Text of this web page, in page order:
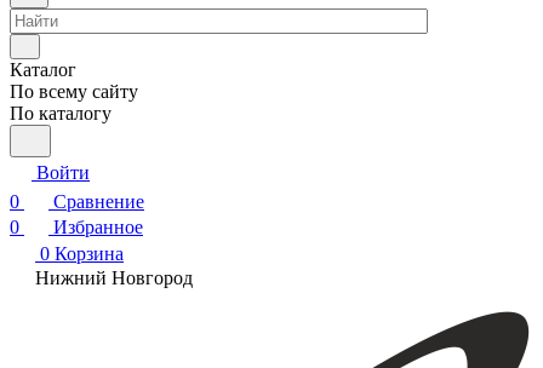
Каталог
По всему сайту
По каталогу
Войти
0
Сравнение
0
Избранное
0 Корзина
Нижний Новгород